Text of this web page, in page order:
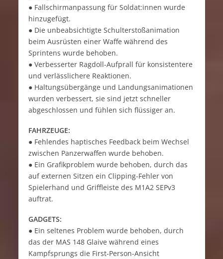
● Fallschirmanpassung für Soldat:innen wurde
hinzugefügt.
● Die unbeabsichtigte Schulterstoßanimation
beim Ausrüsten einer Waffe während des
Sprintens wurde behoben.
● Verbesserter Ragdoll-Aufprall für konsistentere
und verlässlichere Reaktionen.
● Haltungsübergänge und Landungsanimationen
wurden verbessert, sie sind jetzt schneller
abgeschlossen und fühlen sich flüssiger an.
FAHRZEUGE:
● Fehlendes haptisches Feedback beim Wechsel
zwischen Panzerwaffen wurde behoben.
● Ein Grafikproblem wurde behoben, durch das
auf externen Sitzen ein Clipping-Fehler von
Spielerhand und Griffleiste des M1A2 SEPv3
auftrat.
GADGETS:
● Ein seltenes Problem wurde behoben, durch
das der MAS 148 Glaive während eines
Kampfsprungs die First-Person-Ansicht